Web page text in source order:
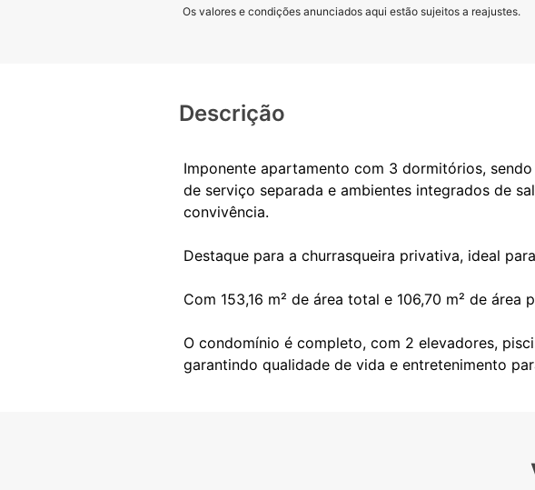
Os valores e condições anunciados aqui estão sujeitos a reajustes.
Descrição
Imponente apartamento com 3 dormitórios,
de serviço separada e ambientes integrados de
convivência.
Destaque para a churrasqueira privativa, ideal
Com 153,16 m² de área total e 106,70 m² de
O condomínio é completo, com 2 elevadores,